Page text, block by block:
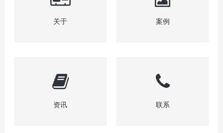
关于 案例
资讯 联系